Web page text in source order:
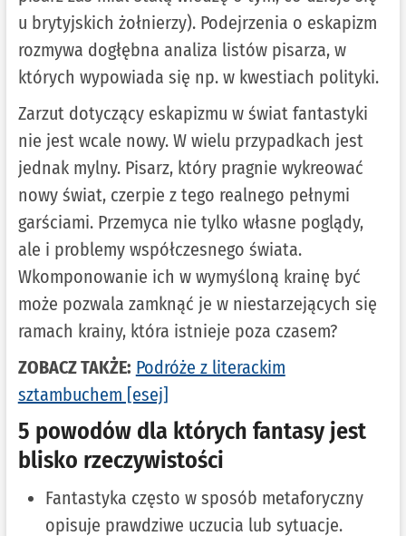
u brytyjskich żołnierzy). Podejrzenia o eskapizm
rozmywa dogłębna analiza listów pisarza, w
których wypowiada się np. w kwestiach polityki.
Zarzut dotyczący eskapizmu w świat fantastyki
nie jest wcale nowy. W wielu przypadkach jest
jednak mylny. Pisarz, który pragnie wykreować
nowy świat, czerpie z tego realnego pełnymi
garściami. Przemyca nie tylko własne poglądy,
ale i problemy współczesnego świata.
Wkomponowanie ich w wymyśloną krainę być
może pozwala zamknąć je w niestarzejących się
ramach krainy, która istnieje poza czasem?
ZOBACZ TAKŻE: Podróże z literackim
sztambuchem [esej]
5 powodów dla których fantasy jest
blisko rzeczywistości
Fantastyka często w sposób metaforyczny
opisuje prawdziwe uczucia lub sytuacje.